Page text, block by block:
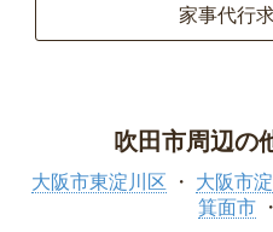
家事代行
吹田市周辺の
大阪市東淀川区 大阪市
箕面市